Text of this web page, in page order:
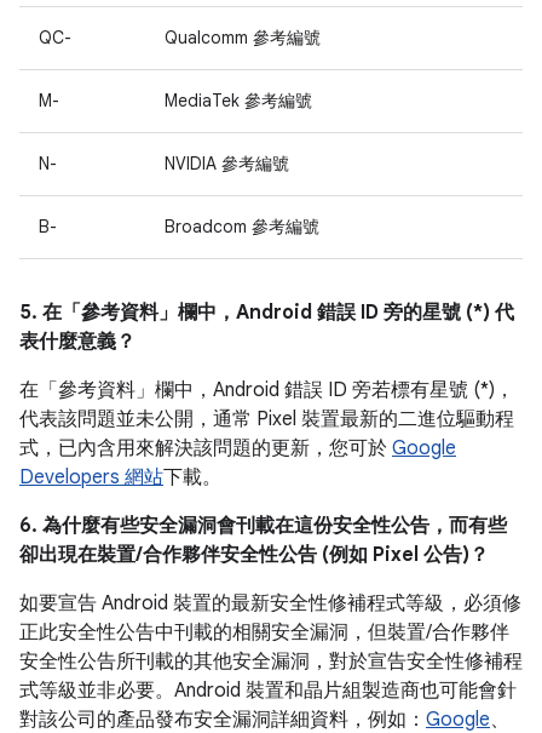
QC- Qualcomm 參考編號
M- MediaTek 參考編號
N- NVIDIA 參考編號
B- Broadcom 參考編號
5. 在「參考資料」 欄中，Android 錯誤 ID 旁的星號 (*) 代
表什麼意義？
在「參考資料」 欄中，Android 錯誤 ID 旁若標有星號 (*)，
代表該問題並未公開，通常 Pixel 裝置最新的二進位驅動程
式，已內含用來解決該問題的更新，您可於 Google
Developers 網站下載。
6. 為什麼有些安全漏洞會刊載在這份安全性公告，而有些
卻出現在裝置/合作夥伴安全性公告 (例如 Pixel 公告)？
如要宣告 Android 裝置的最新安全性修補程式等級，必須修
正此安全性公告中刊載的相關安全漏洞，但裝置/合作夥伴
安全性公告所刊載的其他安全漏洞，對於宣告安全性修補程
式等級並非必要。Android 裝置和晶片組製造商也可能會針
對該公司的產品發布安全漏洞詳細資料，例如： Google、